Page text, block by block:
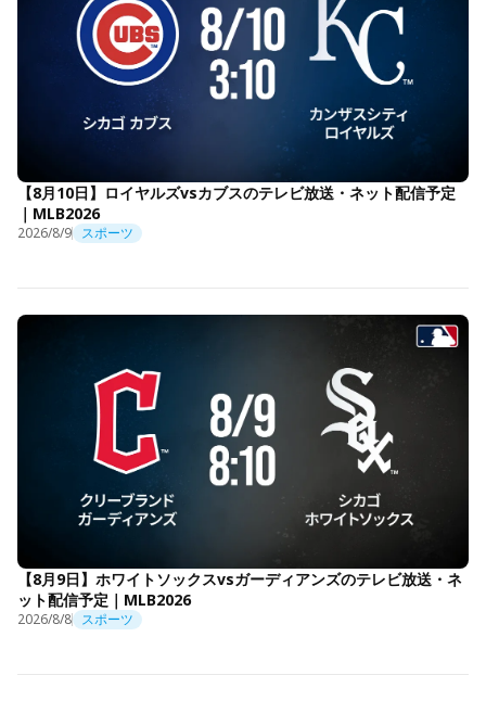
【8月10日】ロイヤルズvsカブスのテレビ放送・ネット配信予定
｜MLB2026
2026/8/9 スポーツ
【8月9日】ホワイトソックスvsガーディアンズのテレビ放送・ネ
ット配信予定｜MLB2026
2026/8/8 スポーツ